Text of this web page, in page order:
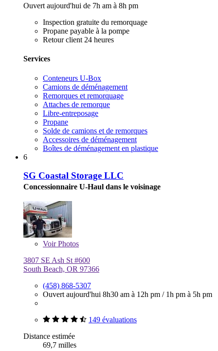
Ouvert aujourd'hui de 7h am à 8h pm
Inspection gratuite du remorquage
Propane payable à la pompe
Retour client 24 heures
Services
Conteneurs U-Box
Camions de déménagement
Remorques et remorquage
Attaches de remorque
Libre-entreposage
Propane
Solde de camions et de remorques
Accessoires de déménagement
Boîtes de déménagement en plastique
6
SG Coastal Storage LLC
Concessionnaire U-Haul dans le voisinage
VoirPhotos
3807 SE Ash St #600
South Beach, OR 97366
(458) 868-5307
Ouvert aujourd'hui 8h30 am à 12h pm / 1h pm à 5h pm
149 évaluations
Distance estimée
69,7 milles